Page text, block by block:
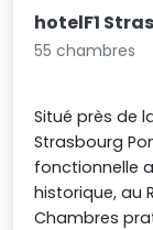
hotelF1
55 chambres
Situé près de
Strasbourg
fonctionnelle
historique, au
Chambres